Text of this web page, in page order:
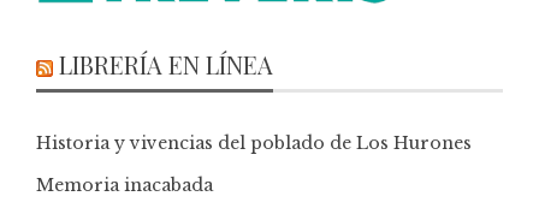
LIBRERÍA EN LÍNEA
Historia y vivencias del poblado de Los Hurones
Memoria inacabada